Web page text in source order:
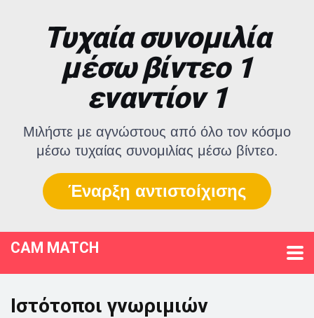
Τυχαία συνομιλία
μέσω βίντεο 1
εναντίον 1
Μιλήστε με αγνώστους από όλο τον κόσμο
μέσω τυχαίας συνομιλίας μέσω βίντεο.
Έναρξη αντιστοίχισης
CAM MATCH
Ιστότοποι γνωριμιών